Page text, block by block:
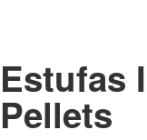
Estufas
Pellets